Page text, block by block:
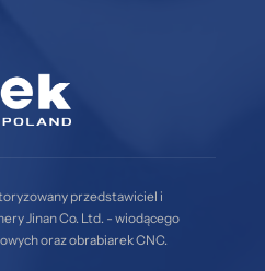
przedstawiciel i
Jinan Co. Ltd. - wiodącego
oraz obrabiarek CNC.